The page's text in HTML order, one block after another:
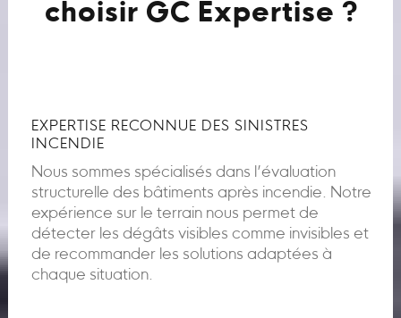
choisir GC Expertise ?
EXPERTISE RECONNUE DES SINISTRES
INCENDIE
Nous sommes spécialisés dans l’évaluation
structurelle des bâtiments après incendie. Notre
expérience sur le terrain nous permet de
détecter les dégâts visibles comme invisibles et
de recommander les solutions adaptées à
chaque situation.